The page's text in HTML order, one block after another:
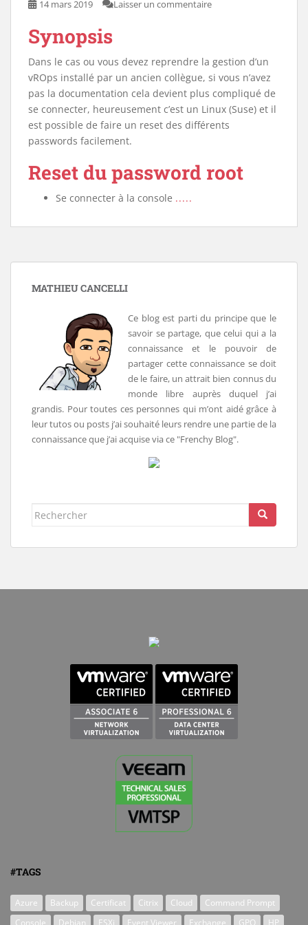
14 mars 2019 Laisser un commentaire
Synopsis
Dans le cas ou vous devez reprendre la gestion d’un
vROps installé par un ancien collègue, si vous n’avez
pas la documentation cela devient plus compliqué de
se connecter, heureusement c’est un Linux (Suse) et il
est possible de faire un reset des différents
passwords facilement.
Reset du password root
Se connecter à la console .....
MATHIEU CANCELLI
Ce blog est parti du principe que le
savoir se partage, que celui qui a la
connaissance et le pouvoir de
partager cette connaissance se doit
de le faire, un attrait bien connus du
monde libre auprès duquel j’ai
grandis. Pour toutes ces personnes qui m’ont aidé grâce à
leur tutos ou posts j’ai souhaité leurs rendre une partie de la
connaissance que j’ai acquise via ce "Frenchy Blog".
Rechercher...
#TAGS
Azure Backup Certificat Citrix Cloud
Command Prompt